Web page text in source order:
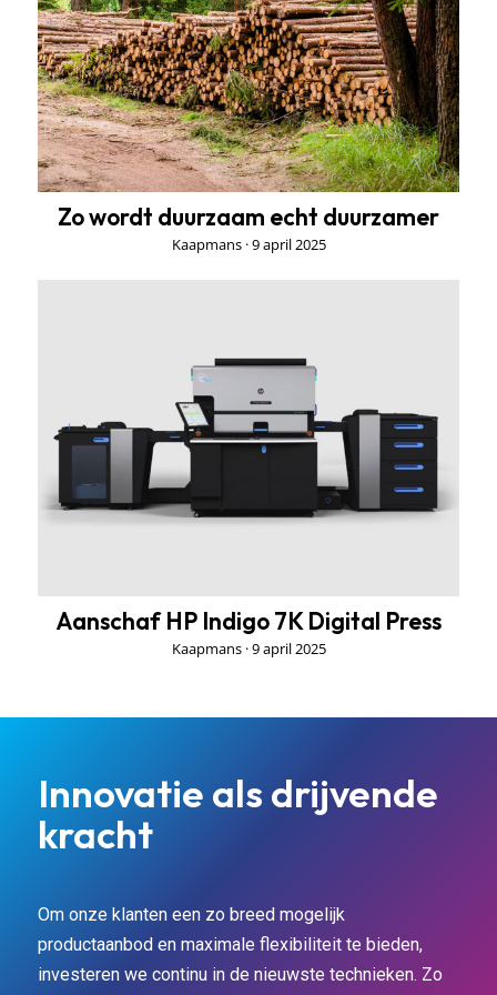
Zo wordt duurzaam echt duurzamer
Kaapmans ·9 april 2025
7K
Digital
Press
Aanschaf HP Indigo 7K Digital Press
Kaapmans ·9 april 2025
Innovatie als drijvende
kracht
Om onze klanten een zo breed mogelijk
productaanbod en maximale flexibiliteit te bieden,
investeren we continu in de nieuwste technieken. Zo